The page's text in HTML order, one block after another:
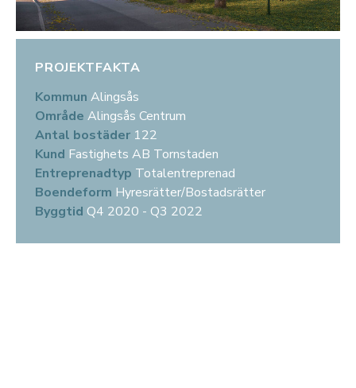
PROJEKTFAKTA
Kommun Alingsås
Område Alingsås Centrum
Antal bostäder 122
Kund Fastighets AB Tornstaden
Entreprenadtyp Totalentreprenad
Boendeform Hyresrätter/Bostadsrätter
Byggtid Q4 2020 - Q3 2022